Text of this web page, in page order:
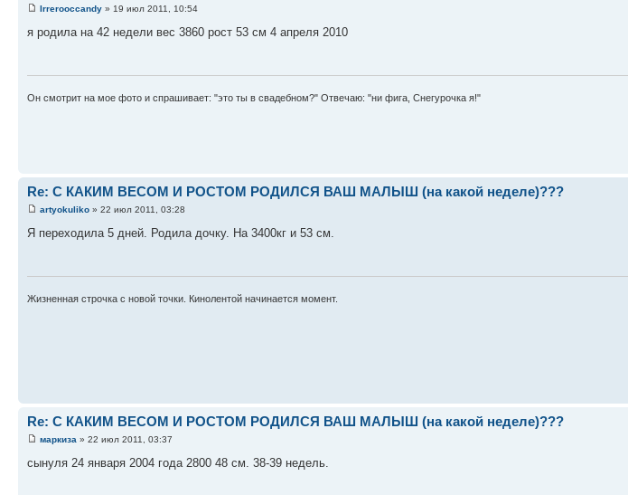
Irrerooccandy » 19 июл 2011, 10:54
я родила на 42 недели вес 3860 рост 53 см 4 апреля 2010
Он смотрит на мое фото и спрашивает: "это ты в свадебном?" Отвечаю: "ни фига, Снегурочка я!"
Re: С КАКИМ ВЕСОМ И РОСТОМ РОДИЛСЯ ВАШ МАЛЫШ (на какой неделе)???
artyokuliko » 22 июл 2011, 03:28
Я переходила 5 дней. Родила дочку. На 3400кг и 53 см.
Жизненная строчка с новой точки. Кинолентой начинается момент.
Re: С КАКИМ ВЕСОМ И РОСТОМ РОДИЛСЯ ВАШ МАЛЫШ (на какой неделе)???
маркиза » 22 июл 2011, 03:37
сынуля 24 января 2004 года 2800 48 см. 38-39 недель.